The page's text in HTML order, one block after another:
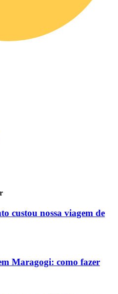
custou nossa viagem de
Maragogi: como fazer